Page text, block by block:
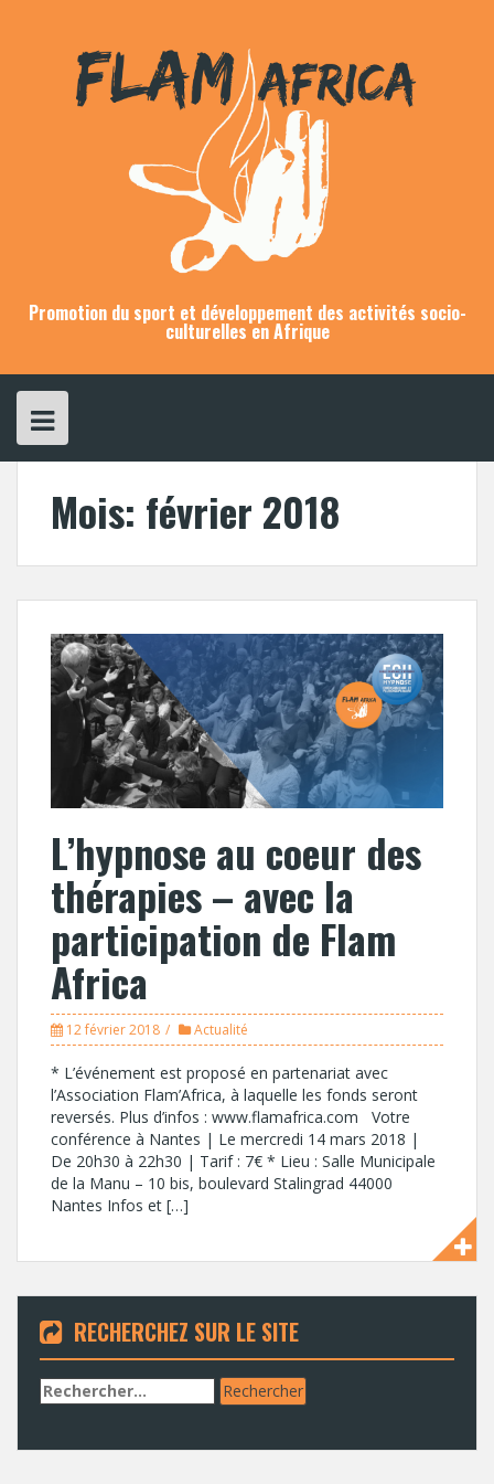
Promotion du sport et développement des activités socio-
culturelles en Afrique
Mois: février 2018
L’hypnose au coeur des
thérapies – avec la
participation de Flam
Africa
12 février 2018 Actualité
* L’événement est proposé en partenariat avec
l’Association Flam’Africa, à laquelle les fonds seront
reversés. Plus d’infos : www.flamafrica.com Votre
conférence à Nantes | Le mercredi 14 mars 2018 |
De 20h30 à 22h30 | Tarif : 7€ * Lieu : Salle Municipale
de la Manu – 10 bis, boulevard Stalingrad 44000
Nantes Infos et […]
RECHERCHEZ SUR LE SITE
Rechercher :